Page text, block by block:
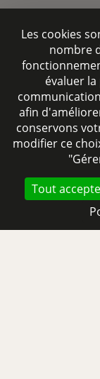
Les cookies
nombre
évaluer
afin
conservons
modifier ce
Tout